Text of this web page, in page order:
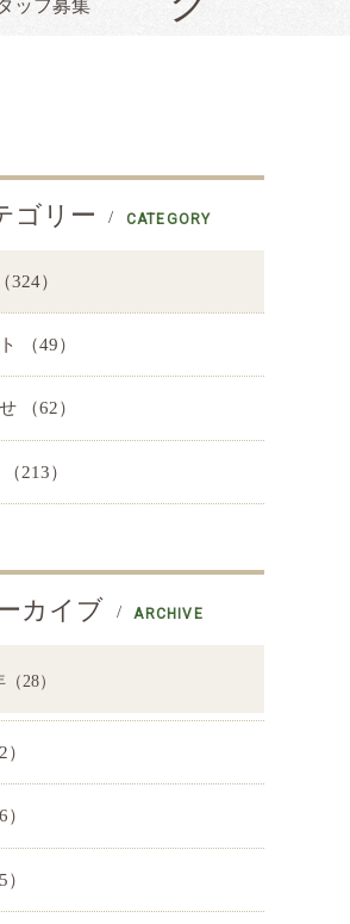
ッフ募集
ゴリー CATEGORY
324）
（49）
（62）
213）
カイブ ARCHIVE
28）